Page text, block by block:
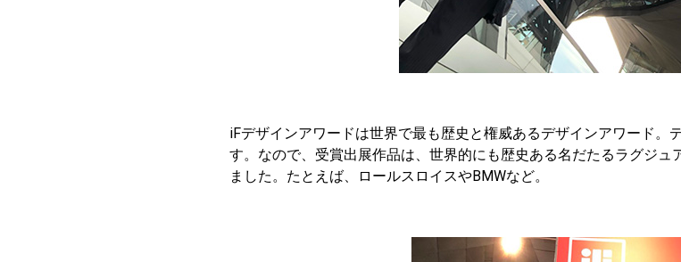
iFデザインアワードは世界で最も歴史と権威あるデザインアワード。
す。なので、受賞出展作品は、世界的にも歴史ある名だたるラグジュ
ました。たとえば、ロールスロイスやBMWなど。